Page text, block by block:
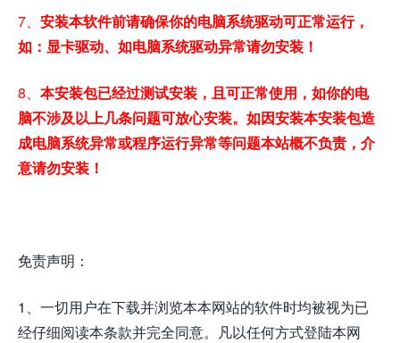
7、 安装本软件前请确保你的电脑系统驱动可正常运行，
如：显卡驱动、如电脑系统驱动异常请勿安装！
8、 本安装包已经过测试安装，且可正常使用，如你的电
脑不涉及以上几条问题可放心安装。如因安装本安装包造
成电脑系统异常或程序运行异常等问题本站概不负责，介
意请勿安装！
免责声明：
1、一切用户在下载并浏览本本网站的软件时均被视为已
经仔细阅读本条款并完全同意。凡以任何方式登陆本网